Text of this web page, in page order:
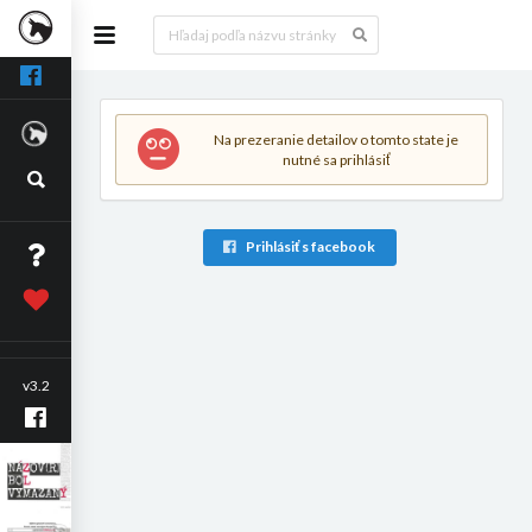
v3.2
Na prezeranie detailov o tomto state je
nutné sa prihlásiť
Prihlásiť s facebook